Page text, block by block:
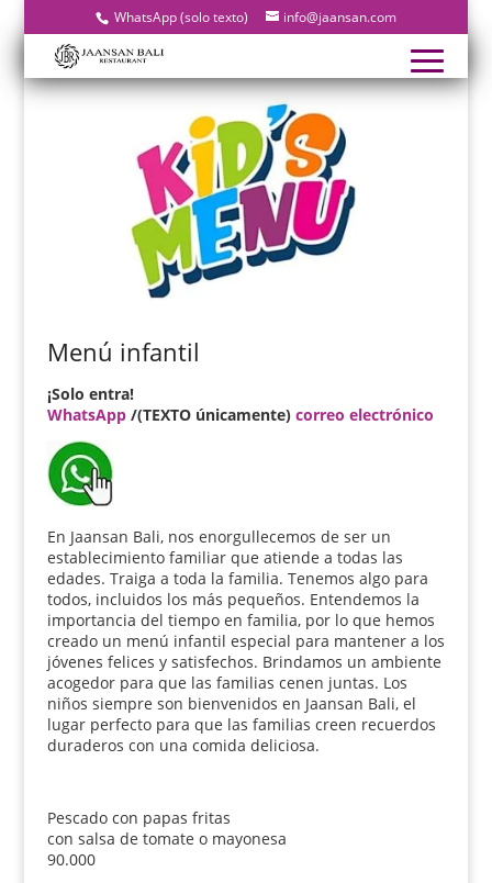
WhatsApp (solo texto) info@jaansan.com
Menú infantil
¡Solo entra!
WhatsApp/(TEXTO únicamente) correo electrónico
En Jaansan Bali, nos enorgullecemos de ser un
establecimiento familiar que atiende a todas las
edades. Traiga a toda la familia. Tenemos algo para
todos, incluidos los más pequeños. Entendemos la
importancia del tiempo en familia, por lo que hemos
creado un menú infantil especial para mantener a los
jóvenes felices y satisfechos. Brindamos un ambiente
acogedor para que las familias cenen juntas. Los
niños siempre son bienvenidos en Jaansan Bali, el
lugar perfecto para que las familias creen recuerdos
duraderos con una comida deliciosa.
Pescado con papas fritas
con salsa de tomate o mayonesa
90.000